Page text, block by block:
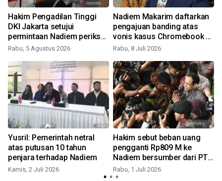
Hakim Pengadilan Tinggi
DKI Jakarta setujui
permintaan Nadiem periksa
saksi tambahan
Rabu, 5 Agustus 2026
Nadiem Makarim daftarkan
pengajuan banding atas
vonis kasus Chromebook ke
PN Jakpus
Rabu, 8 Juli 2026
Yusril: Pemerintah netral
atas putusan 10 tahun
penjara terhadap Nadiem
Kamis, 2 Juli 2026
Hakim sebut beban uang
pengganti Rp809 M ke
Nadiem bersumber dari PT
AKAB
Rabu, 1 Juli 2026